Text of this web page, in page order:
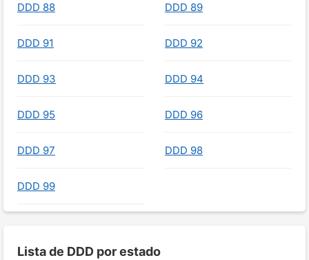
DDD 88 DDD 89
DDD 91 DDD 92
DDD 93 DDD 94
DDD 95 DDD 96
DDD 97 DDD 98
DDD 99
Lista de DDD por estado